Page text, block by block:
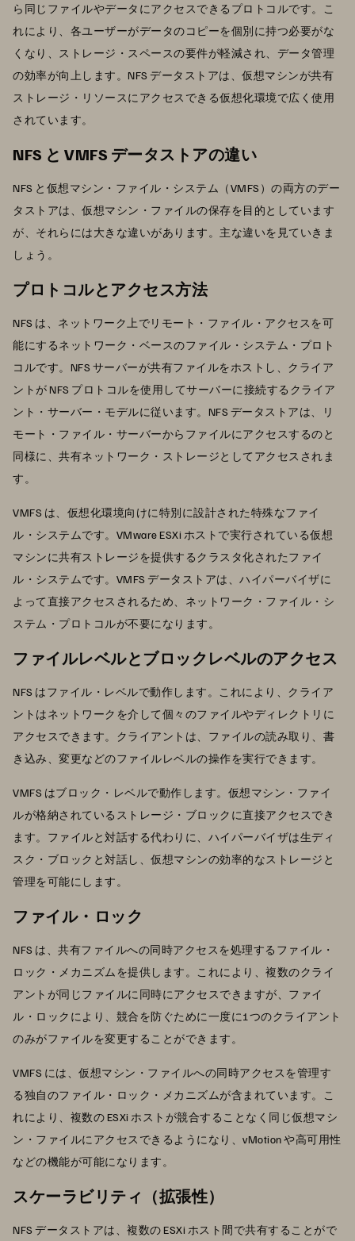
ら同じファイルやデータにアクセスできるプロトコルです。こ
れにより、各ユーザーがデータのコピーを個別に持つ必要がな
くなり、ストレージ・スペースの要件が軽減され、データ管理
の効率が向上します。NFS データストアは、仮想マシンが共有
ストレージ・リソースにアクセスできる仮想化環境で広く使用
されています。
NFS と VMFS データストアの違い
NFS と仮想マシン・ファイル・システム（VMFS）の両方のデー
タストアは、仮想マシン・ファイルの保存を目的としています
が、それらには大きな違いがあります。主な違いを見ていきま
しょう。
プロトコルとアクセス方法
NFS は、ネットワーク上でリモート・ファイル・アクセスを可
能にするネットワーク・ベースのファイル・システム・プロト
コルです。NFS サーバーが共有ファイルをホストし、クライア
ントが NFS プロトコルを使用してサーバーに接続するクライア
ント・サーバー・モデルに従います。NFS データストアは、リ
モート・ファイル・サーバーからファイルにアクセスするのと
同様に、共有ネットワーク・ストレージとしてアクセスされま
す。
VMFS は、仮想化環境向けに特別に設計された特殊なファイ
ル・システムです。VMware ESXi ホストで実行されている仮想
マシンに共有ストレージを提供するクラスタ化されたファイ
ル・システムです。VMFS データストアは、ハイパーバイザに
よって直接アクセスされるため、ネットワーク・ファイル・シ
ステム・プロトコルが不要になります。
ファイルレベルとブロックレベルのアクセス
NFS はファイル・レベルで動作します。これにより、クライア
ントはネットワークを介して個々のファイルやディレクトリに
アクセスできます。クライアントは、ファイルの読み取り、書
き込み、変更などのファイルレベルの操作を実行できます。
VMFS はブロック・レベルで動作します。仮想マシン・ファイ
ルが格納されているストレージ・ブロックに直接アクセスでき
ます。ファイルと対話する代わりに、ハイパーバイザは生ディ
スク・ブロックと対話し、仮想マシンの効率的なストレージと
管理を可能にします。
ファイル・ロック
NFS は、共有ファイルへの同時アクセスを処理するファイル・
ロック・メカニズムを提供します。これにより、複数のクライ
アントが同じファイルに同時にアクセスできますが、ファイ
ル・ロックにより、競合を防ぐために一度に1つのクライアント
のみがファイルを変更することができます。
VMFS には、仮想マシン・ファイルへの同時アクセスを管理す
る独自のファイル・ロック・メカニズムが含まれています。こ
れにより、複数の ESXi ホストが競合することなく同じ仮想マシ
ン・ファイルにアクセスできるようになり、vMotion や高可用性
などの機能が可能になります。
スケーラビリティ（拡張性）
NFS データストアは、複数の ESXi ホスト間で共有することがで